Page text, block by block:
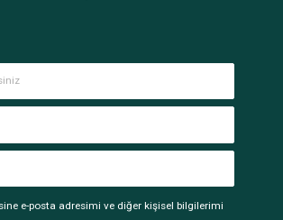
e-posta adresimi ve diğer kişisel bilgilerimi